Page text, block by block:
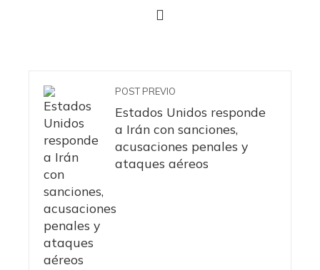
POST PREVIO
Estados Unidos responde
a Irán con sanciones,
acusaciones penales y
ataques aéreos